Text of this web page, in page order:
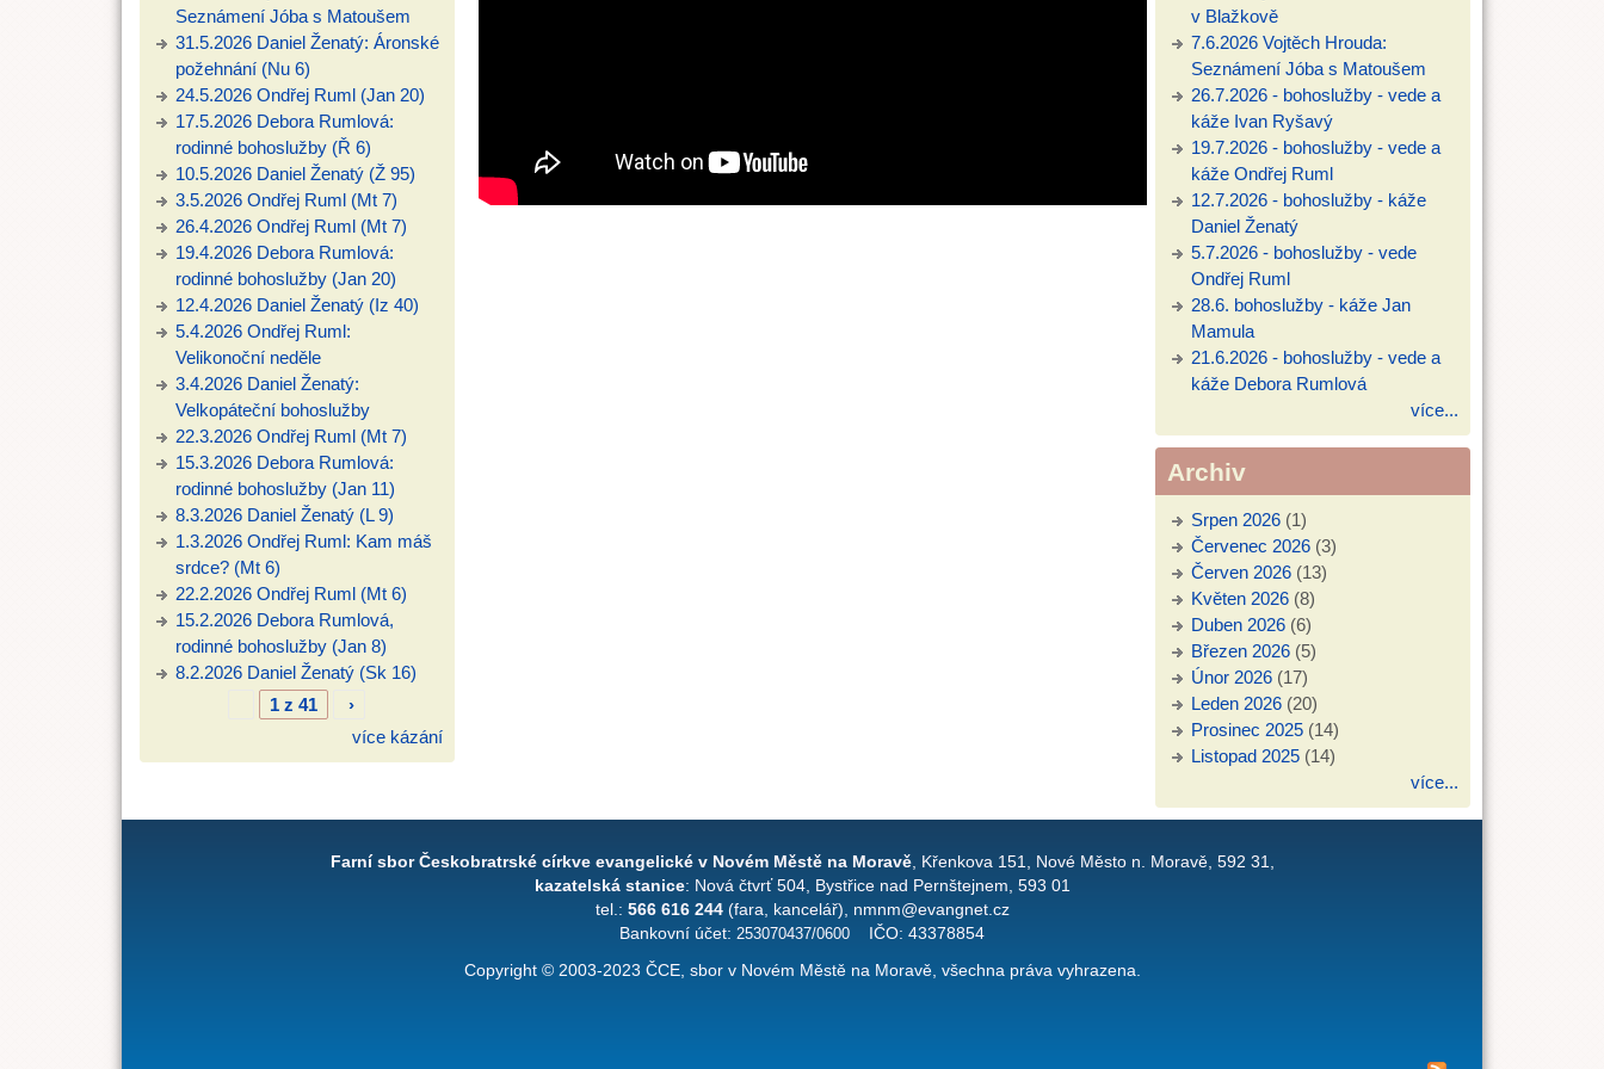
Seznámení Jóba s Matoušem
31.5.2026 Daniel Ženatý: Áronské
požehnání (Nu 6)
24.5.2026 Ondřej Ruml (Jan 20)
17.5.2026 Debora Rumlová:
rodinné bohoslužby (Ř 6)
10.5.2026 Daniel Ženatý (Ž 95)
3.5.2026 Ondřej Ruml (Mt 7)
26.4.2026 Ondřej Ruml (Mt 7)
19.4.2026 Debora Rumlová:
rodinné bohoslužby (Jan 20)
12.4.2026 Daniel Ženatý (Iz 40)
5.4.2026 Ondřej Ruml:
Velikonoční neděle
3.4.2026 Daniel Ženatý:
Velkopáteční bohoslužby
22.3.2026 Ondřej Ruml (Mt 7)
15.3.2026 Debora Rumlová:
rodinné bohoslužby (Jan 11)
8.3.2026 Daniel Ženatý (L 9)
1.3.2026 Ondřej Ruml: Kam máš
srdce? (Mt 6)
22.2.2026 Ondřej Ruml (Mt 6)
15.2.2026 Debora Rumlová,
rodinné bohoslužby (Jan 8)
8.2.2026 Daniel Ženatý (Sk 16)
1 z 41
›
více kázání
v Blažkově
7.6.2026 Vojtěch Hrouda:
Seznámení Jóba s Matoušem
26.7.2026 - bohoslužby - vede a
káže Ivan Ryšavý
19.7.2026 - bohoslužby - vede a
káže Ondřej Ruml
12.7.2026 - bohoslužby - káže
Daniel Ženatý
5.7.2026 - bohoslužby - vede
Ondřej Ruml
28.6. bohoslužby - káže Jan
Mamula
21.6.2026 - bohoslužby - vede a
káže Debora Rumlová
více...
Archiv
Srpen 2026 (1)
Červenec 2026 (3)
Červen 2026 (13)
Květen 2026 (8)
Duben 2026 (6)
Březen 2026 (5)
Únor 2026 (17)
Leden 2026 (20)
Prosinec 2025 (14)
Listopad 2025 (14)
více...
Farní sbor Českobratrské církve evangelické v Novém Městě na Moravě, Křenkova 151, Nové Město n. Moravě, 592 31,
kazatelská stanice: Nová čtvrť 504, Bystřice nad Pernštejnem, 593 01
tel.: 566 616 244(fara, kancelář), nmnm@evangnet.cz
Bankovní účet: 253070437/0600 IČO: 43378854
Copyright © 2003-2023 ČCE, sbor v Novém Městě na Moravě, všechna práva vyhrazena.